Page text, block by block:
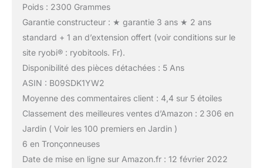
Poids : 2300 Grammes
Garantie constructeur : ★ garantie 3 ans ★ 2 ans
standard + 1 an d’extension offert (voir conditions sur le
site ryobi® : ryobitools. Fr).
Disponibilité des pièces détachées : 5 Ans
ASIN : B09SDK1YW2
Moyenne des commentaires client : 4,4 sur 5 étoiles
Classement des meilleures ventes d’Amazon : 2 306 en
Jardin ( Voir les 100 premiers en Jardin )
6 en Tronçonneuses
Date de mise en ligne sur Amazon.fr : 12 février 2022